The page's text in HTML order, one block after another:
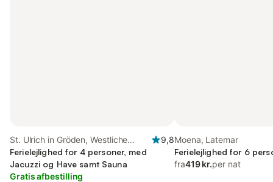
St. Ulrich in Gröden, Westliche
Dolomiten
9,8
Ferielejlighed for 4 personer, med
Jacuzzi og Have samt Sauna
Gratis afbestilling
Moena, Latemar
Ferielejlighed for 6
fra419 kr.per nat